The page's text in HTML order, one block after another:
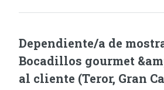
Dependiente/a de
Bocadillos gourmet
al cliente (Teror, Gran